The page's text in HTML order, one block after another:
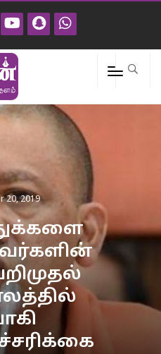
20, 2019